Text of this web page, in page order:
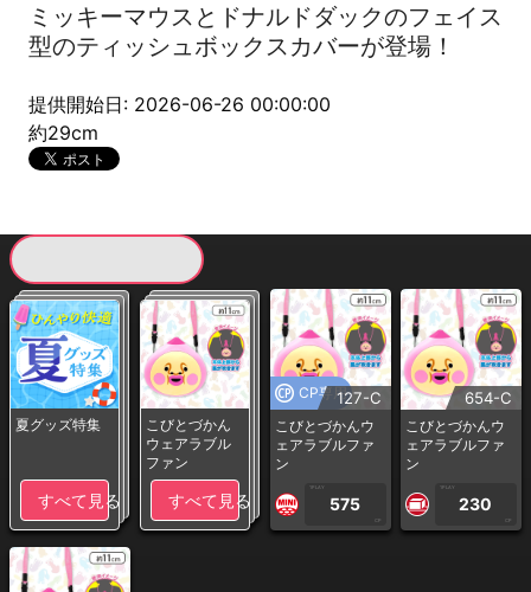
ミッキーマウスとドナルドダックのフェイス
型のティッシュボックスカバーが登場！
提供開始日: 2026-06-26 00:00:00
約29cm
夏グッズ特集
すべて見る
こびとづかん
ウェアラブル
ファン
すべて見る
CP専用127-C
こびとづかんウ
ェアラブルファ
ン
1PLAY
575
CP
654-C
こびとづかんウ
ェアラブルファ
ン
1PLAY
230
CP